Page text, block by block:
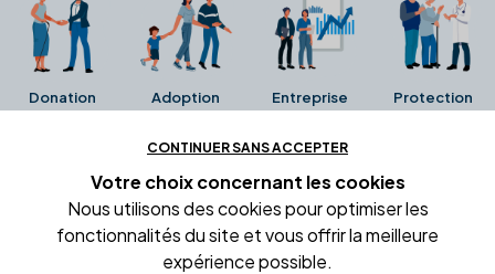
Donation Adoption Entreprise Protection
Ces avis proviennent directement de la fiche Google
Business de l'office notarial. Ils n'ont ni été collectés ni
été vérifiés par Alexia.fr.
CONTINUER SANS ACCEPTER
Votre choix concernant les cookies
Nous utilisons des cookies pour optimiser les
fonctionnalités du site et vous offrir la meilleure
expérience possible.